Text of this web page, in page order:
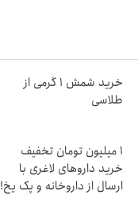
خرید شمش 1 گرمی از
طلاسی
1 میلیون تومان تخفیف
خرید داروهای لاغری با
ارسال از داروخانه و پک یخ!